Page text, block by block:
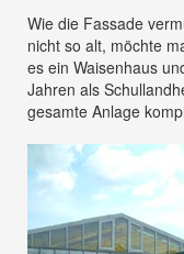
Wie die Fassade
nicht so alt, möchte
es ein Waisenhaus
Jahren als
gesamte Anlage